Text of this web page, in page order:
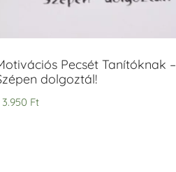
Pecsét Tanítóknak –
dolgoztál!
3.950 Ft